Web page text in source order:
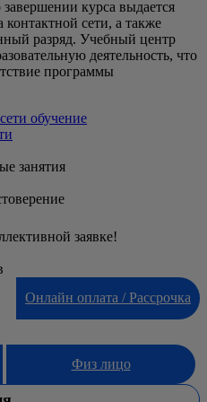
курса выдается
контактной сети, а также
разряд. Учебный центр
деятельность, что
программы
занятия
заявке!
Онлайн оплата / Рассрочка
Физ лицо